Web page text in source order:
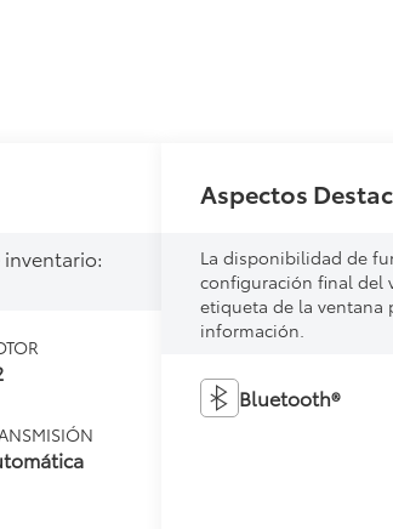
Aspectos
La disponibilidad de
configuración final del
etiqueta de la ventana
información.
Bluetooth®